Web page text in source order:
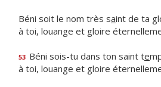
Béni soit le nom très saint de ta
à toi, louange et gloire
53 Béni sois-tu dans ton saint te
à toi, louange et gloire